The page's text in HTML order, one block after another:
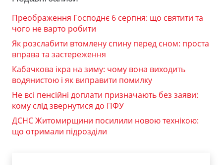
Преображення Господнє 6 серпня: що святити та
чого не варто робити
Як розслабити втомлену спину перед сном: проста
вправа та застереження
Кабачкова ікра на зиму: чому вона виходить
водянистою і як виправити помилку
Не всі пенсійні доплати призначають без заяви:
кому слід звернутися до ПФУ
ДСНС Житомирщини посилили новою технікою:
що отримали підрозділи